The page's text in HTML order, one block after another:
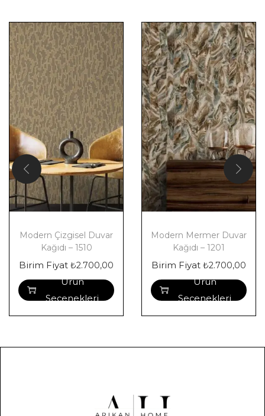
Modern Çizgisel Duvar
Kağıdı – 1510
Birim Fiyat ₺2.700,00
Ürün
Seçenekleri
Modern Mermer Duvar
Kağıdı – 1201
Birim Fiyat ₺2.700,00
Ürün
Seçenekleri